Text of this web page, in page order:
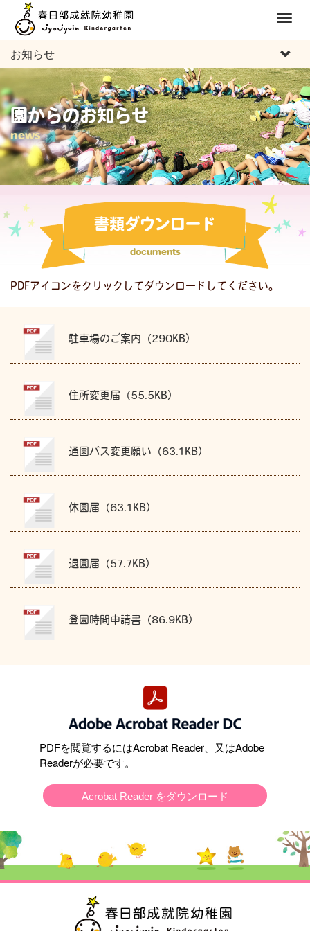
M
n
u
お知らせ
園からのお知らせ
news
書類ダウンロード
documents
PDFアイコンをクリックしてダウンロードしてください。
駐車場のご案内（290KB）
住所変更届（55.5KB）
通園バス変更願い（63.1KB）
休園届（63.1KB）
退園届（57.7KB）
登園時間申請書（86.9KB）
PDFを閲覧するにはAcrobat Reader、又はAdobe
Readerが必要です。
Acrobat Reader をダウンロード